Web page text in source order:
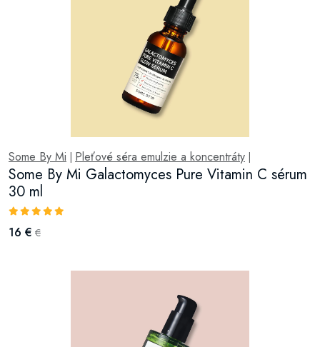
Some By Mi Pleťové séra emulzie a koncentráty
Some By Mi Galactomyces Pure Vitamin C sérum
30 ml
16 € €